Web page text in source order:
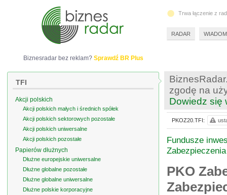
zgodę na
Dowiedz się
Fundusze
PKO
PKOZ20.TFI:
Biznesradar bez reklam? Sprawdź BR Plus
TFI
Akcji polskich
Akcji polskich małych i średnich spółek
Akcji polskich sektorowych pozostałe
Akcji polskich uniwersalne
Akcji polskich pozostałe
Papierów dłużnych
Dłużne europejskie uniwersalne
Dłużne globalne pozostałe
Dłużne globalne uniwersalne
Dłużne polskie korporacyjne
Trwa łączenie z
RADAR